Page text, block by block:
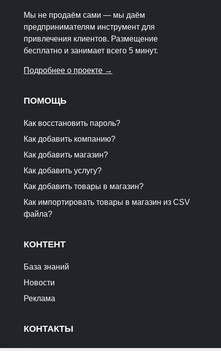
Мы не продаём сами — мы даём
предпринимателям инструмент для
привлечения клиентов. Размещение
бесплатно и занимает всего 5 минут.
Подробнее о проекте →
ПОМОЩЬ
Как восстановить пароль?
Как добавить компанию?
Как добавить магазин?
Как добавить услугу?
Как добавить товары в магазин?
Как импортировать товары в магазин из CSV
файла?
КОНТЕНТ
База знаний
Новости
Реклама
КОНТАКТЫ